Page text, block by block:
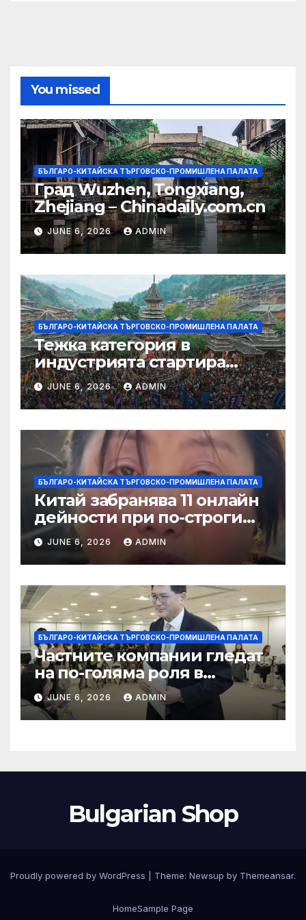
You missed
БЪЛГАРО-КИТАЙСКА ТЪРГОВСКО-ПРОМИШЛЕНА ПАЛАТА
Град Wuzhen, Tongxiang,
Zhejiang – Chinadaily.com.cn
JUNE 6, 2026 ADMIN
БЪЛГАРО-КИТАЙСКА ТЪРГОВСКО-ПРОМИШЛЕНА ПАЛАТА
Тежка категория в
индустрията стартира
алианс за космическа
слънчева енергия
JUNE 6, 2026 ADMIN
БЪЛГАРО-КИТАЙСКА ТЪРГОВСКО-ПРОМИШЛЕНА ПАЛАТА
Китай забранява 11 онлайн
дейности при по-строги
правила за ограничаване на
слуховете и
кибернасилниците
JUNE 6, 2026 ADMIN
БЪЛГАРО-КИТАЙСКА ТЪРГОВСКО-ПРОМИШЛЕНА ПАЛАТА
Частните компании гледат
на по-голяма роля в
стратегическата
енергетика
JUNE 6, 2026 ADMIN
Bulgarian Shop
Proudly powered by WordPress Theme: Newsup by Themeansar.
HomeSample Page